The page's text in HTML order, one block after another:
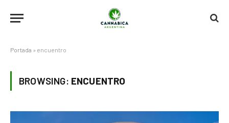
Portada » encuentro
BROWSING: ENCUENTRO